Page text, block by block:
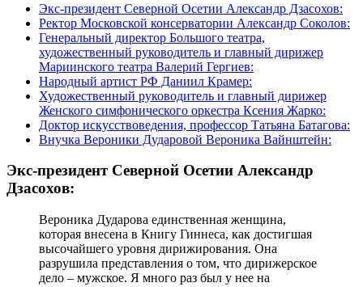
Экс-президент Северной Осетии Александр Дзасохов:
Ректор Московской консерватории Александр Соколов:
Генеральный директор Большого театра,
художественный руководитель и главный дирижер
Мариинского театра Валерий Гергиев:
Народный артист РФ Даниил Крамер:
Художественный руководитель и главный дирижер
Женского симфонического оркестра Ксения Жарко:
Доктор искусствоведения, профессор Татьяна Батагова:
Внучка Вероники Дударовой Вероника Вайнштейн:
Экс-президент Северной Осетии Александр
Дзасохов:
Вероника Дударова единственная женщина,
которая внесена в Книгу Гиннеса, как достигшая
высочайшего уровня дирижирования. Она
разрушила представления о том, что дирижерское
дело – мужское. Я много раз был у нее на